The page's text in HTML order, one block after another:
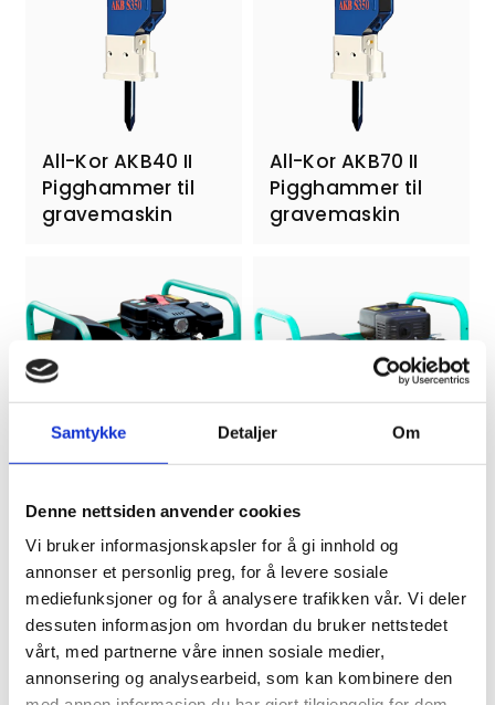
Samtykke Detaljer Om
Denne nettsiden anvender cookies
Vi bruker informasjonskapsler for å gi innhold og
annonser et personlig preg, for å levere sosiale
mediefunksjoner og for å analysere trafikken vår. Vi deler
dessuten informasjon om hvordan du bruker nettstedet
vårt, med partnerne våre innen sosiale medier,
annonsering og analysearbeid, som kan kombinere den
All-Kor AKB40 II
Pigghammer til
gravemaskin
All-Kor AKB70 II
Pigghammer til
gravemaskin
Imer Expert 4010 X
Imer Expert 7510 X